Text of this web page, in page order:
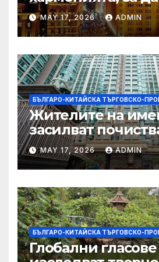
съжителството
Китай и САЩ
MAY 17, 2026 ADMIN
БЪЛГАРО-КИТАЙСКА ТЪРГОВСКО-
Жителите на
засилват
след първия
хепатит на
тази година
MAY 17, 2026 ADMIN
БЪЛГАРО-КИТАЙСКА ТЪРГОВСКО-
Глобални гласове